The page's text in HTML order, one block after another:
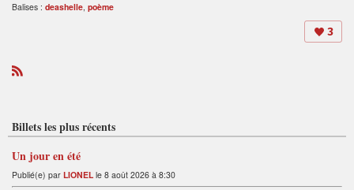
Balises : deashelle, poème
3
R
Billets les plus récents
Un jour en été
Publié(e) par LIONEL le 8 août 2026 à 8:30